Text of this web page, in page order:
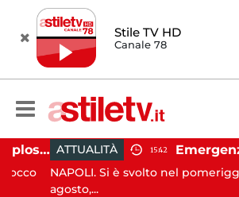
Stile TV HD
Canale 78
Salerno, colpi di pistola esplosi a Pastena: paura tra i residenti ATTUALITÀ 15:42
NAPOLI. Si è svolto nel pomeriggio
agosto,...